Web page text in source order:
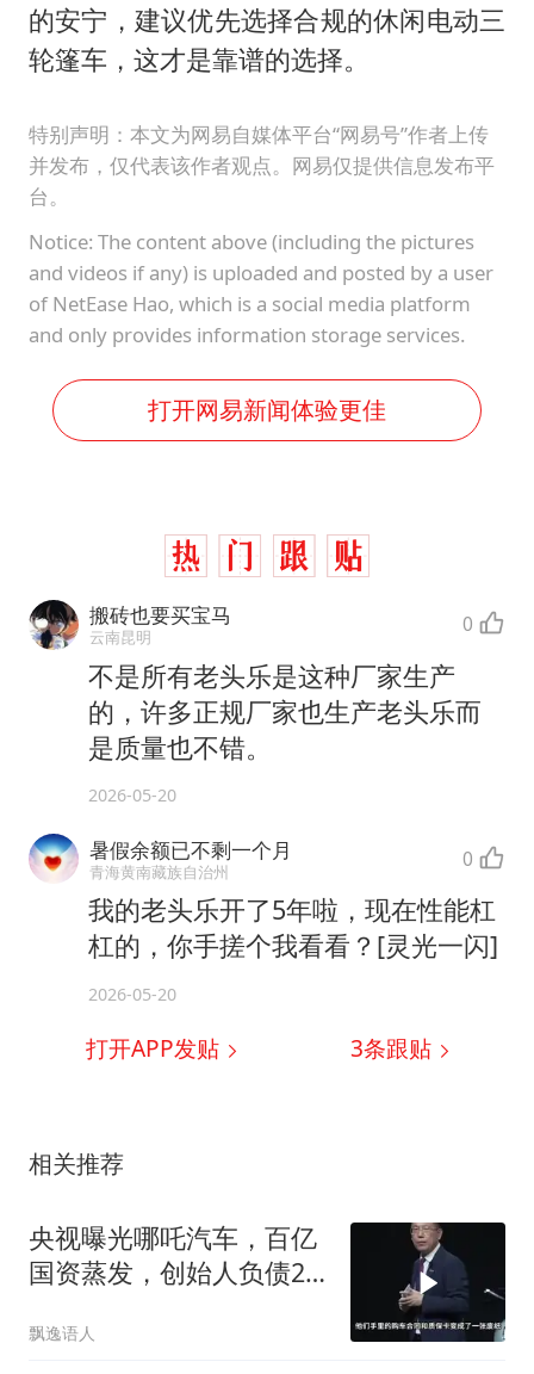
的安宁，建议优先选择合规的休闲电动三
轮篷车，这才是靠谱的选择。
特别声明：本文为网易自媒体平台“网易号”作者上传
并发布，仅代表该作者观点。网易仅提供信息发布平
台。
Notice: The content above (including the pictures
and videos if any) is uploaded and posted by a user
of NetEase Hao, which is a social media platform
and only provides information storage services.
打开网易新闻体验更佳
搬砖也要买宝马
云南昆明 0
不是所有老头乐是这种厂家生产
的，许多正规厂家也生产老头乐而
是质量也不错。
2026-05-20
暑假余额已不剩一个月
青海黄南藏族自治州 0
我的老头乐开了5年啦，现在性能杠
杠的，你手搓个我看看？[灵光一闪]
2026-05-20
打开APP发贴 3条跟贴
相关推荐
央视曝光哪吒汽车，百亿
国资蒸发，创始人负债2.7
飘逸语人